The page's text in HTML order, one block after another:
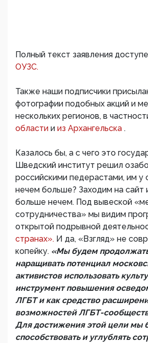
Полный текст заявления
ОУЗС.
Также наши подписчики
фотографии подобных акций и
нескольких регионов, в
области и из Архангельска .
Казалось бы, а с чего это
Шведский институт решил
российскими педерастами, им у
нечем больше? Заходим на сайт
больше нечем. Под вывеской
сотрудничества» мы видим
открытой подрывной
странах». И да, «Взгляд» не
копейку. «Мы будем
наращивать потенциал
активистов использовать
инструмент повышения
ЛГБТ и как средство
возможностей ЛГБТ-
Для достижения этой цели мы
способствовать и углублять